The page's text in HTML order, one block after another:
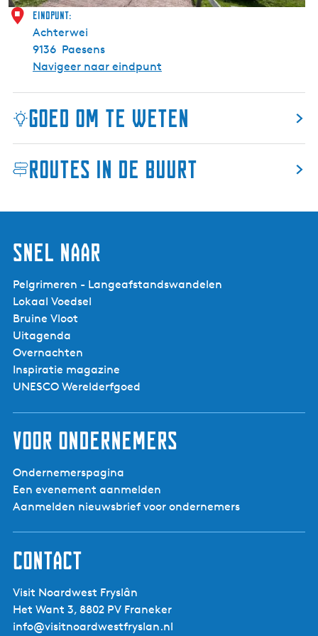
s
d
g
a
d
d
o
n
k
e
e
Eindpunt:
Achterwei
9136 Paesens
Navigeer naar eindpunt
Goed om te weten
Gemarkeerd:
Ja
Route obstakels:
Oversteek provinciale weg
Route kenmerken:
Kinderen
Gezinnen
Jongeren
Volwassenen
Senioren
E-bike
Mountainbike
Ja
Racefiets
Ja
Routes in de buurt
Snel naar
Pelgrimeren - Langeafstandswandelen
Lokaal Voedsel
Bruine Vloot
Uitagenda
Overnachten
Inspiratie magazine
UNESCO Werelderfgoed
Voor ondernemers
Ondernemerspagina
Een evenement aanmelden
Aanmelden nieuwsbrief voor ondernemers
Contact
Visit Noardwest Fryslân
Het Want 3, 8802 PV Franeker
info@visitnoardwestfryslan.nl